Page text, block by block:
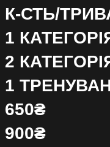
К-СТЬ/
1
2
1
650₴
900₴